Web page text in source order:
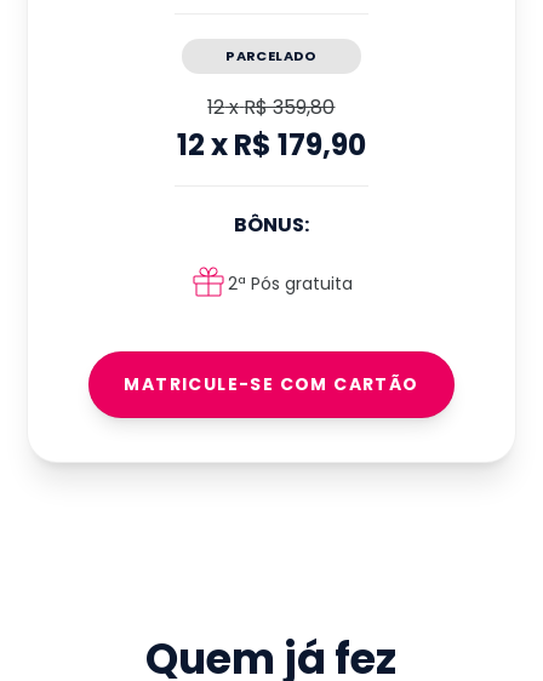
PARCELADO
12xR$ 359,80
12xR$ 179,90
BÔNUS:
2ª Pós gratuita
MATRICULE-SE COM CARTÃO
Quem já fez